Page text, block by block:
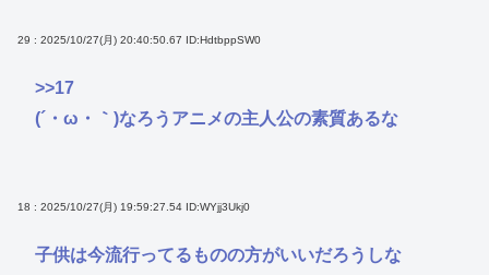
29 : 2025/10/27(月) 20:40:50.67 ID:HdtbppSW0
>>17
(´・ω・｀)なろうアニメの主人公の素質あるな
18 : 2025/10/27(月) 19:59:27.54 ID:WYjj3Ukj0
子供は今流行ってるものの方がいいだろうしな